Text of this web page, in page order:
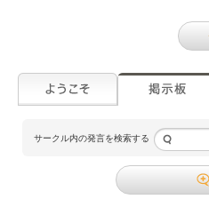
サークル内の発言を検索する